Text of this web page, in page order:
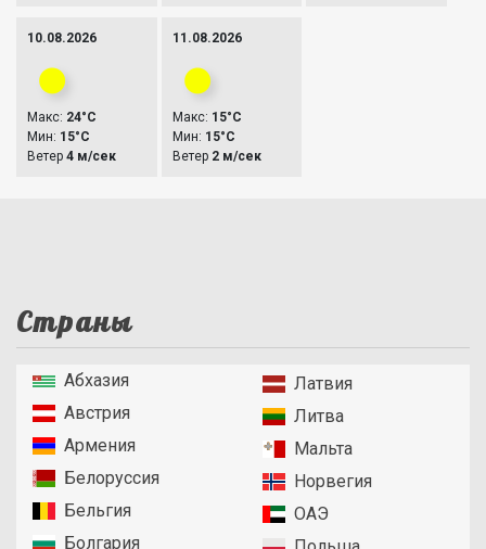
10.08.2026
Макс: 24°C
Мин: 15°C
Ветер 4 м/сек
11.08.2026
Макс: 15°C
Мин: 15°C
Ветер 2 м/сек
Страны
Абхазия
Австрия
Армения
Белоруссия
Бельгия
Болгария
Латвия
Литва
Мальта
Норвегия
ОАЭ